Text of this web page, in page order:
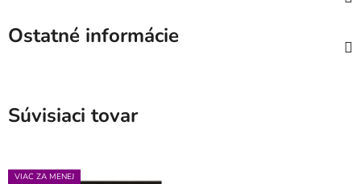
Ostatné informácie
Súvisiaci tovar
VIAC ZA MENEJ